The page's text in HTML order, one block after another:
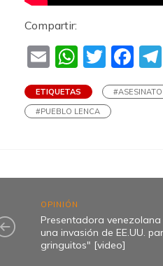
Compartir:
Email
ETIQUETAS #ASESINATO
#PUEBLO LENCA
OPINIÓN
Presentadora
una invasión de EE.UU.
gringuitos" [video]